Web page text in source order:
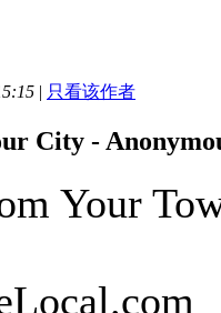
| 只看该作者
City -
Your